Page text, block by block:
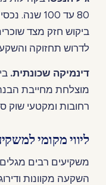
80 עד 100
ביקוש חזק מצד
לדרוש תחזוקה
דינמיקה שכונתית.
מוצלחת מחייבת
רחובות ומקטעי שוק
ליווי מקומי
משקיעים רבים
השקעה מקוונות